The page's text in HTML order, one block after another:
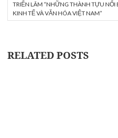
TRIỂN LÃM “NHỮNG THÀNH TỰU NỔI
KINH TẾ VÀ VĂN HÓA VIỆT NAM”
RELATED POSTS